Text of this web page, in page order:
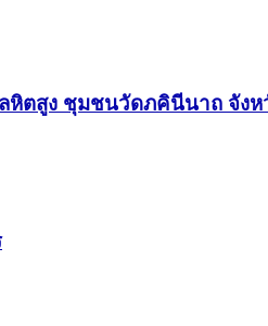
หิตสูง ชุมชนวัดภคินีนาถ จัง